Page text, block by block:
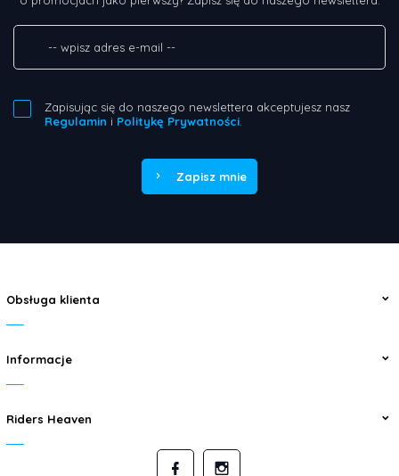
Zapisując się do naszego newslettera akceptujesz nasz
Regulamin i Politykę Prywatności
Zapisz mnie
Obsługa klienta
Informacje
Riders Heaven